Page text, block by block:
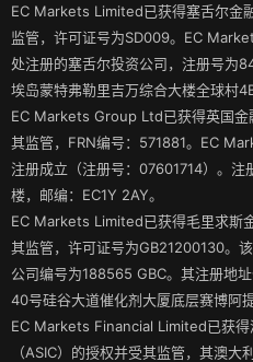
EC Markets Limited已获得塞舌尔金
监管，许可证号为SD009。EC
处注册的塞舌尔投资公司，注册号为
埃岛蒙特弗勒里吉万综合大楼全球村4B
EC Markets Group Ltd已获得英国金
其监管，FRN编号：571881。EC
注册成立（注册号：07601714）。
楼，邮编：EC1Y 2AY。
EC Markets Limited已获得毛里求斯
其监管，许可证号为GB21200130。
公司编号为188565 GBC。其注册地
40号硅谷大道催化剂大厦底层赛博阿
EC Markets Financial Limited已获得
（ASIC）的授权并受其监管，其澳